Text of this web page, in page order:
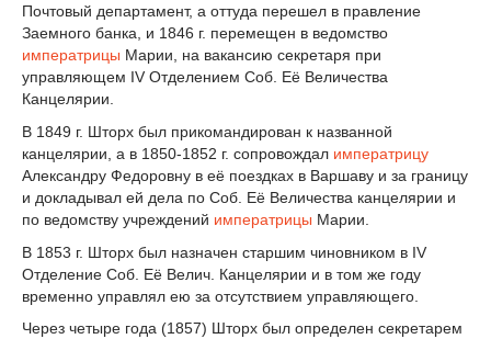
Почтовый департамент, а оттуда перешел в правление
Заемного банка, и 1846 г. перемещен в ведомство
императрицы Марии, на вакансию секретаря при
управляющем IV Отделением Соб. Её Величества
Канцелярии.
В 1849 г. Шторх был прикомандирован к названной
канцелярии, а в 1850-1852 г. сопровождал императрицу
Александру Федоровну в её поездках в Варшаву и за границу
и докладывал ей дела по Соб. Её Величества канцелярии и
по ведомству учреждений императрицы Марии.
В 1853 г. Шторх был назначен старшим чиновником в IV
Отделение Соб. Её Велич. Канцелярии и в том же году
временно управлял ею за отсутствием управляющего.
Через четыре года (1857) Шторх был определен секретарем